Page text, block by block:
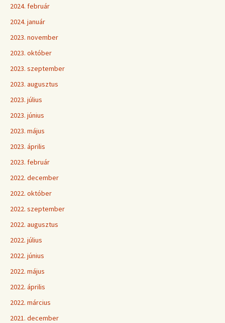
2024. február
2024. január
2023. november
2023. október
2023. szeptember
2023. augusztus
2023. július
2023. június
2023. május
2023. április
2023. február
2022. december
2022. október
2022. szeptember
2022. augusztus
2022. július
2022. június
2022. május
2022. április
2022. március
2021. december